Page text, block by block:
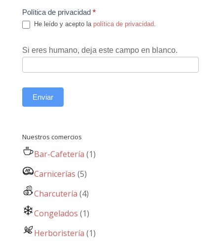
Política de privacidad *
He leído y acepto la política de privacidad
Si eres humano, deja este campo en blanco.
Enviar
Nuestros comercios
Bar-Cafetería (1)
Carnicerías (5)
Charcutería (4)
Congelados (1)
Herboristería (1)